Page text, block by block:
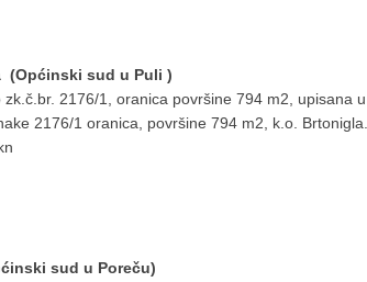
(Općinski sud u Puli )
2176/1, oranica površine 794 m2, upisana
2176/1 oranica, površine 794 m2, k.o. Brtonigla.
sud u Poreču)